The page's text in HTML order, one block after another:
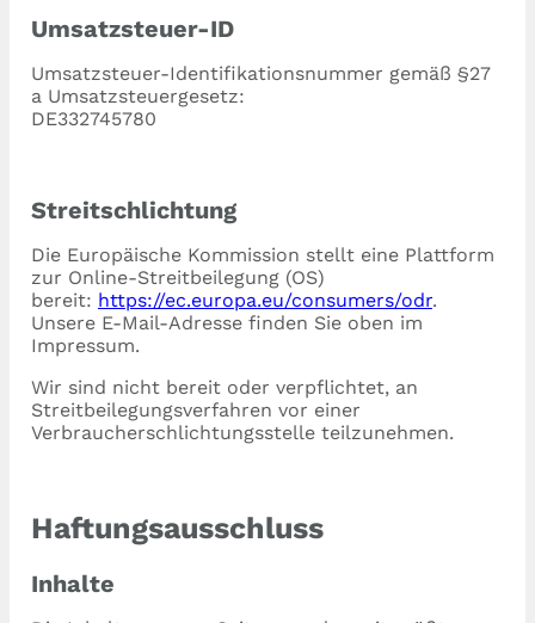
Umsatzsteuer-ID
Umsatzsteuer-Identifikationsnummer gemäß §27
a Umsatzsteuergesetz:
DE332745780
Streitschlichtung
Die Europäische Kommission stellt eine Plattform
zur Online-Streitbeilegung (OS)
bereit: https://ec.europa.eu/consumers/odr.
Unsere E-Mail-Adresse finden Sie oben im
Impressum.
Wir sind nicht bereit oder verpflichtet, an
Streitbeilegungsverfahren vor einer
Verbraucherschlichtungsstelle teilzunehmen.
Haftungsausschluss
Inhalte